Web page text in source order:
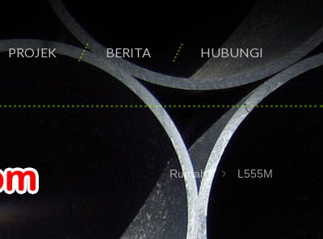
PROJEK BERITA HUBUNGI
Rumah L555M